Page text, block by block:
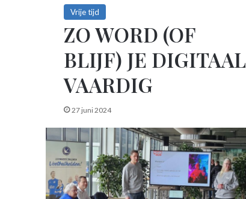
Vrije tijd
ZO WORD (OF
BLIJF) JE DIGITAAL
VAARDIG
27 juni 2024